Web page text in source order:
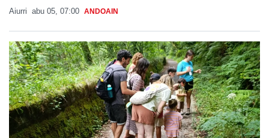
Aiurri abu 05, 07:00 ANDOAIN